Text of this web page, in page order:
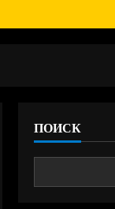
ПОИСК